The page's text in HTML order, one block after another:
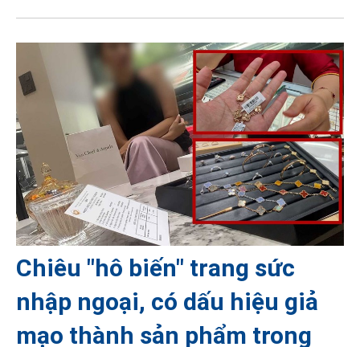
Chiêu "hô biến" trang sức
nhập ngoại, có dấu hiệu giả
mạo thành sản phẩm trong